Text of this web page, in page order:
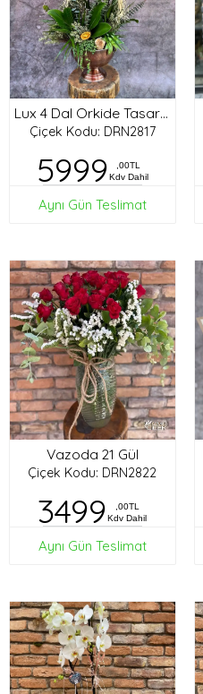
Lux 4 Dal Orkide Tasarım
Çiçek Kodu: DRN2817
5999
,00TL
Kdv Dahil
Aynı Gün Teslimat
Vazoda 21 Gül
Çiçek Kodu: DRN2822
3499
,00TL
Kdv Dahil
Aynı Gün Teslimat